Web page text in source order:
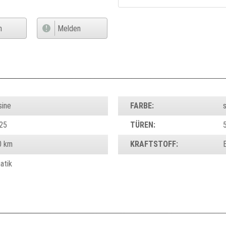
Melden
FARBE:
TÜREN:
km KRAFTSTOFF: